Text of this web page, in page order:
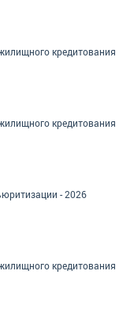
кредитования
кредитования
- 2026
кредитования